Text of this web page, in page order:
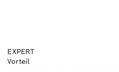
EXPERT
Vorteil